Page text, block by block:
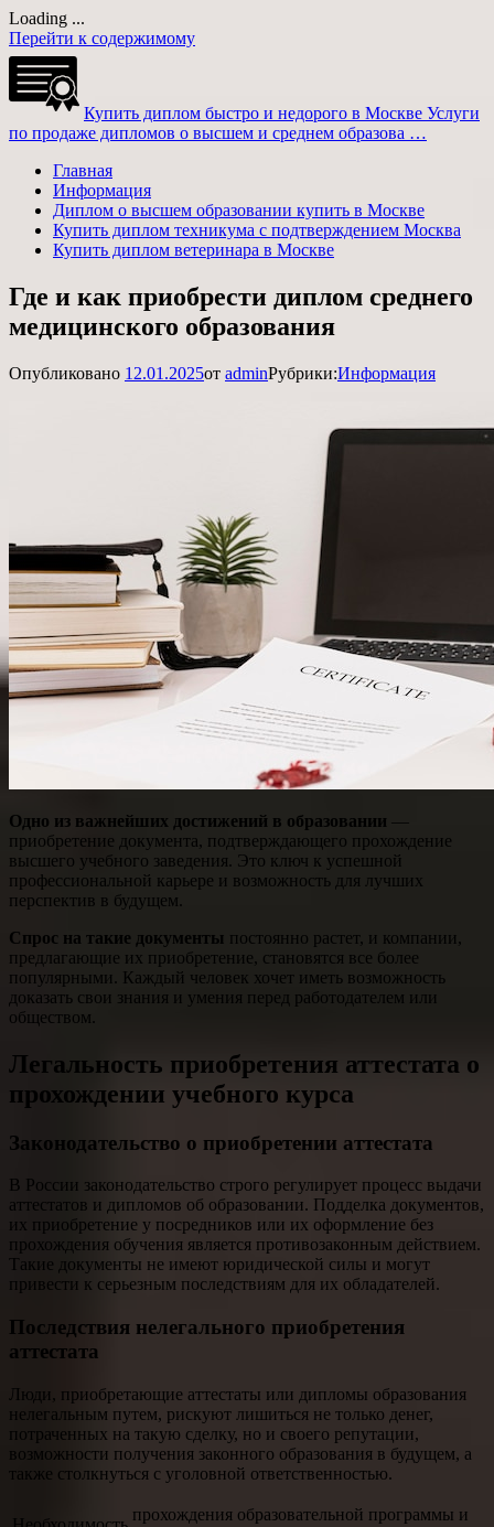
Loading ...
Перейти к содержимому
Купить диплом быстро и недорого в Москве Услуги
по продаже дипломов о высшем и среднем образова …
Главная
Информация
Диплом о высшем образовании купить в Москве
Купить диплом техникума с подтверждением Москва
Купить диплом ветеринара в Москве
Где и как приобрести диплом среднего
медицинского образования
Опубликовано 12.01.2025от adminРубрики:Информация
Одно из важнейших достижений в образовании —
приобретение документа, подтверждающего прохождение
высшего учебного заведения. Это ключ к успешной
профессиональной карьере и возможность для лучших
перспектив в будущем.
Спрос на такие документы постоянно растет, и компании,
предлагающие их приобретение, становятся все более
популярными. Каждый человек хочет иметь возможность
доказать свои знания и умения перед работодателем или
обществом.
Легальность приобретения аттестата о
прохождении учебного курса
Законодательство о приобретении аттестата
В России законодательство строго регулирует процесс выдачи
аттестатов и дипломов об образовании. Подделка документов,
их приобретение у посредников или их оформление без
прохождения обучения является противозаконным действием.
Такие документы не имеют юридической силы и могут
привести к серьезным последствиям для их обладателей.
Последствия нелегального приобретения
аттестата
Люди, приобретающие аттестаты или дипломы образования
нелегальным путем, рискуют лишиться не только денег,
потраченных на такую сделку, но и своего репутации,
возможности получения законного образования в будущем, а
также столкнуться с уголовной ответственностью.
прохождения образовательной программы и